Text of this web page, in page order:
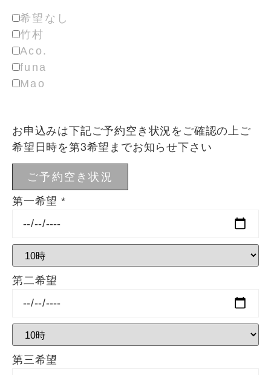
希望なし
竹村
Aco.
funa
Mao
お申込みは下記ご予約空き状況をご確認の上ご
希望日時を第3希望までお知らせ下さい
ご予約空き状況
第一希望 *
第二希望
第三希望